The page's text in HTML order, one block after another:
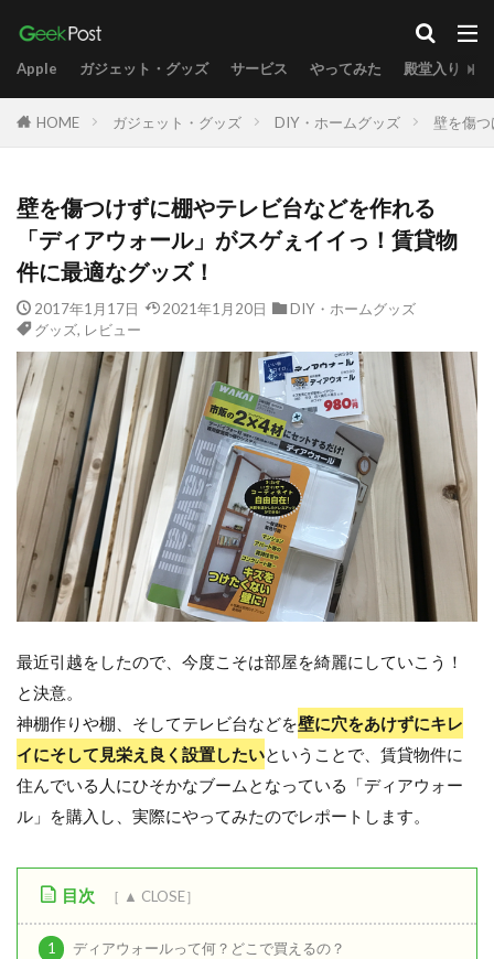
Apple ガジェット・グッズ サービス やってみた 殿堂入り
HOME ガジェット・グッズ DIY・ホームグッズ 壁を傷
壁を傷つけずに棚やテレビ台などを作れる
「ディアウォール」がスゲぇイイっ！賃貸物
件に最適なグッズ！
2017年1月17日 2021年1月20日
DIY・ホームグッズ
グッズ, レビュー
最近引越をしたので、今度こそは部屋を綺麗にしていこう！
と決意。
神棚作りや棚、そしてテレビ台などを壁に穴をあけずにキレ
イにそして見栄え良く設置したいということで、賃貸物件に
住んでいる人にひそかなブームとなっている「ディアウォー
ル」を購入し、実際にやってみたのでレポートします。
目次
1 ディアウォールって何？どこで買えるの？